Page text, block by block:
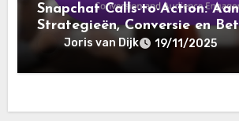
Snapchat Calls-to-Action:
Strategieën, Conversie en
van het Publiek
Joris van Dijk 19/11/2025